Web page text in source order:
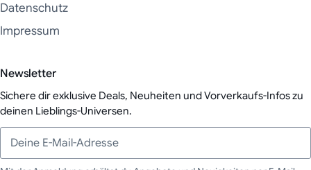
Datenschutz
Impressum
Newsletter
Sichere dir exklusive Deals, Neuheiten und Vorverkaufs-Infos zu
deinen Lieblings-Universen.